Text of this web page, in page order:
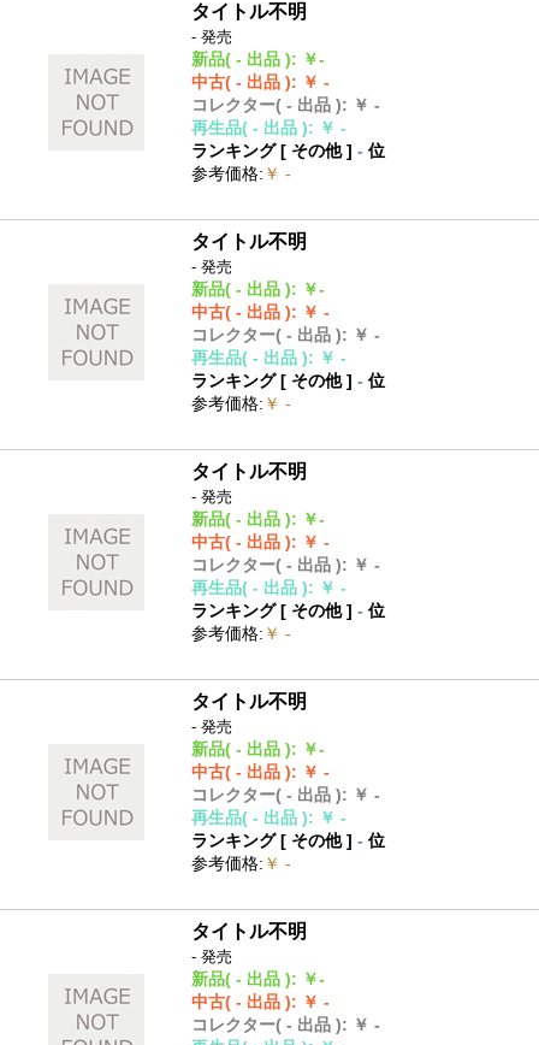
タイトル不明
- 発売
新品( - 出品 ): ￥-
中古( - 出品 ): ￥ -
コレクター( - 出品 ): ￥ -
再生品( - 出品 ): ￥ -
ランキング [ その他]- 位
参考価格: ￥ -
タイトル不明
- 発売
新品( - 出品 ): ￥-
中古( - 出品 ): ￥ -
コレクター( - 出品 ): ￥ -
再生品( - 出品 ): ￥ -
ランキング [ その他]- 位
参考価格: ￥ -
タイトル不明
- 発売
新品( - 出品 ): ￥-
中古( - 出品 ): ￥ -
コレクター( - 出品 ): ￥ -
再生品( - 出品 ): ￥ -
ランキング [ その他]- 位
参考価格: ￥ -
タイトル不明
- 発売
新品( - 出品 ): ￥-
中古( - 出品 ): ￥ -
コレクター( - 出品 ): ￥ -
再生品( - 出品 ): ￥ -
ランキング [ その他]- 位
参考価格: ￥ -
タイトル不明
- 発売
新品( - 出品 ): ￥-
中古( - 出品 ): ￥ -
コレクター( - 出品 ): ￥ -